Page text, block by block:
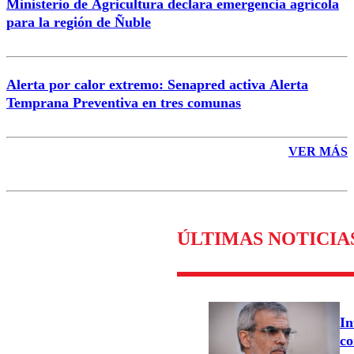
Ministerio de Agricultura declara emergencia agrícola
para la región de Ñuble
Alerta por calor extremo: Senapred activa Alerta
Temprana Preventiva en tres comunas
VER MÁS
ÚLTIMAS